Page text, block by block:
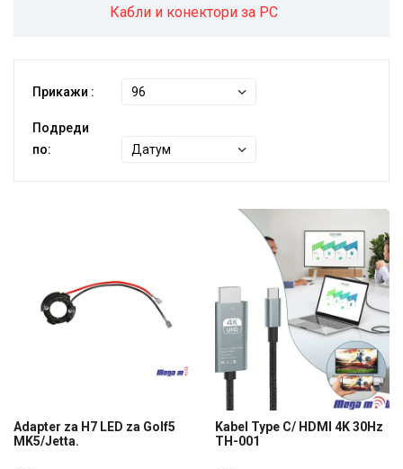
Кабли и конектори за PC
Прикажи :
Подреди
по:
Adapter za H7 LED za Golf5
MK5/Jetta.
Kabel Type C/ HDMI 4K 30Hz
TH-001